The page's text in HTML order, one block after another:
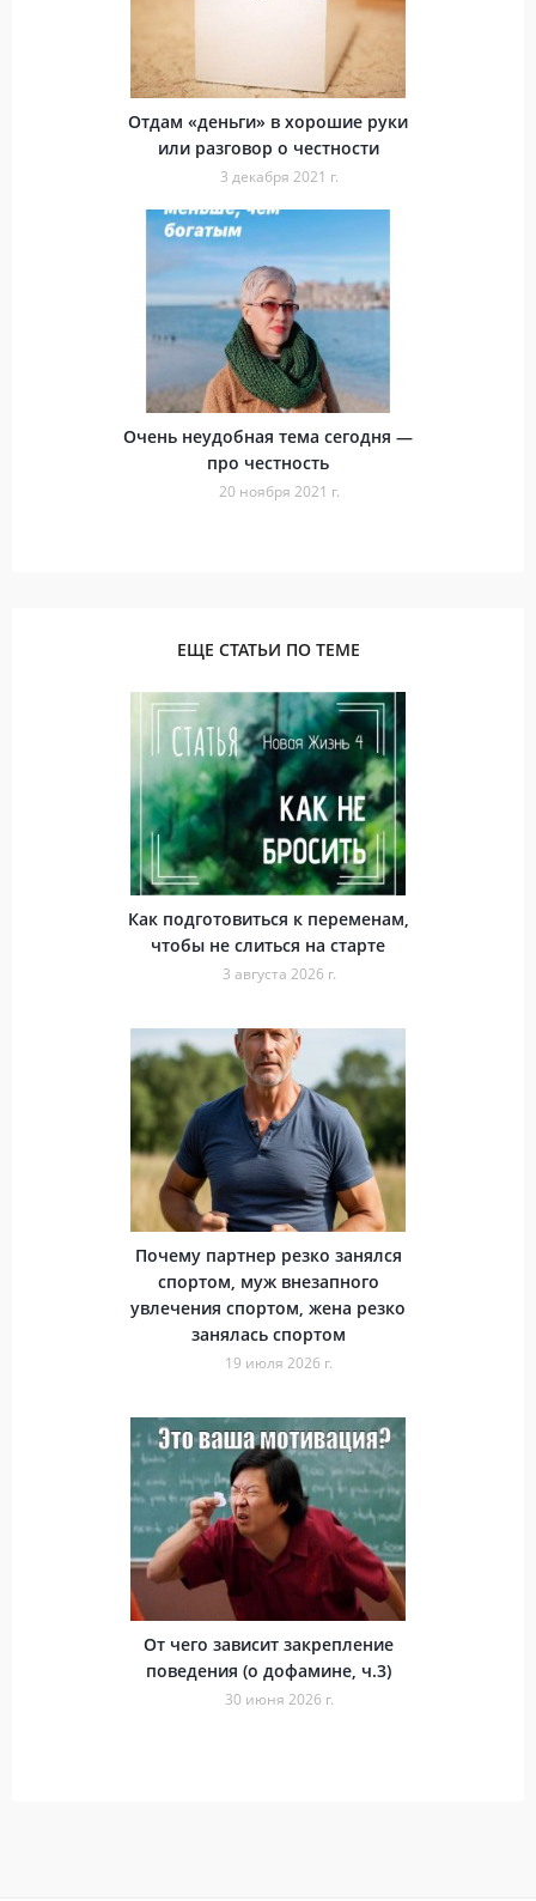
Отдам «деньги» в хорошие руки
или разговор о честности
3 декабря 2021 г.
Очень неудобная тема сегодня —
про честность
20 ноября 2021 г.
ЕЩЕ СТАТЬИ ПО ТЕМЕ
Как подготовиться к переменам,
чтобы не слиться на старте
3 августа 2026 г.
Почему партнер резко занялся
спортом, муж внезапного
увлечения спортом, жена резко
занялась спортом
19 июля 2026 г.
От чего зависит закрепление
поведения (о дофамине, ч.3)
30 июня 2026 г.